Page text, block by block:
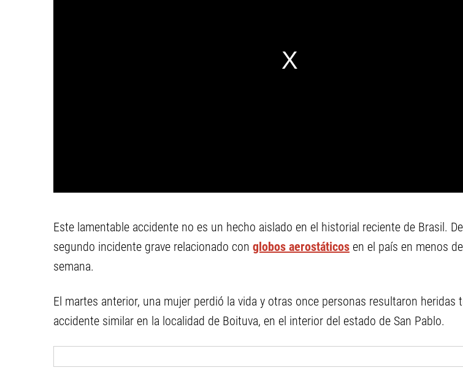
Este lamentable accidente no es un hecho aislado en el historial reciente de Brasil.
segundo incidente grave relacionado con globos aerostáticos en el país en menos
semana.
El martes anterior, una mujer perdió la vida y otras once personas resultaron heridas
accidente similar en la localidad de Boituva, en el interior del estado de San Pablo.